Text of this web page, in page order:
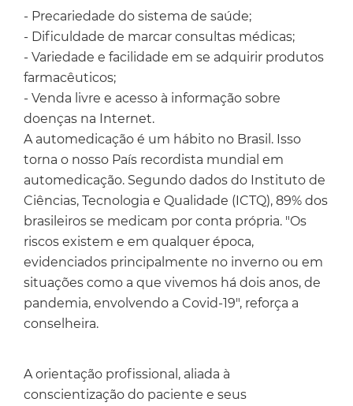
- Precariedade do sistema de saúde;
- Dificuldade de marcar consultas médicas;
- Variedade e facilidade em se adquirir produtos
farmacêuticos;
- Venda livre e acesso à informação sobre
doenças na Internet.
A automedicação é um hábito no Brasil. Isso
torna o nosso País recordista mundial em
automedicação. Segundo dados do Instituto de
Ciências, Tecnologia e Qualidade (ICTQ), 89% dos
brasileiros se medicam por conta própria. "Os
riscos existem e em qualquer época,
evidenciados principalmente no inverno ou em
situações como a que vivemos há dois anos, de
pandemia, envolvendo a Covid-19", reforça a
conselheira.
A orientação profissional, aliada à
conscientização do paciente e seus